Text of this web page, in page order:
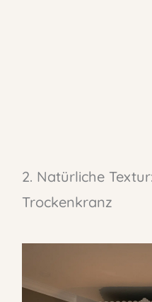
2. Natürliche
Trockenkranz